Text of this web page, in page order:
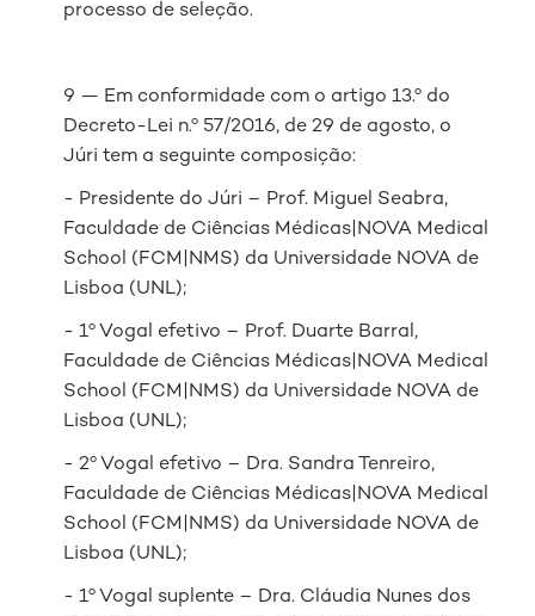
processo de seleção.
9 — Em conformidade com o artigo 13.º do
Decreto-Lei n.º 57/2016, de 29 de agosto, o
Júri tem a seguinte composição:
- Presidente do Júri – Prof. Miguel Seabra,
Faculdade de Ciências Médicas|NOVA Medical
School (FCM|NMS) da Universidade NOVA de
Lisboa (UNL);
- 1º Vogal efetivo – Prof. Duarte Barral,
Faculdade de Ciências Médicas|NOVA Medical
School (FCM|NMS) da Universidade NOVA de
Lisboa (UNL);
- 2º Vogal efetivo – Dra. Sandra Tenreiro,
Faculdade de Ciências Médicas|NOVA Medical
School (FCM|NMS) da Universidade NOVA de
Lisboa (UNL);
- 1º Vogal suplente – Dra. Cláudia Nunes dos